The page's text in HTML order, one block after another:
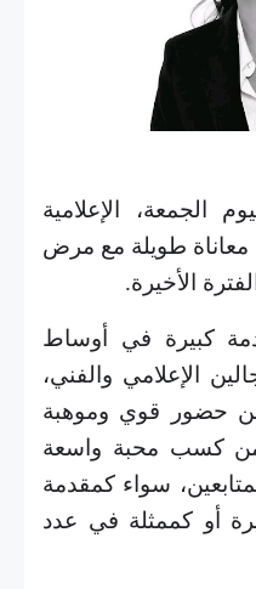
الجمعة، الإعلامية
معاناة طويلة مع مرض
الأخيرة.
كبيرة في أوساط
الإعلامي والفني،
حضور قوي وموهبة
من كسب محبة واسعة
سواء كمقدمة
أو كممثلة في عدد